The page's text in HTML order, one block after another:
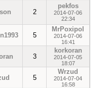
2
pekfos
2014-07-06
22:34
5
MrPoxipol
2014-07-06
16:41
3
korkoran
2014-07-05
18:07
5
Wrzud
2014-07-04
16:58